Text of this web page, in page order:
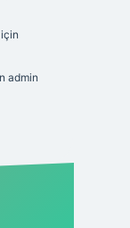
admin